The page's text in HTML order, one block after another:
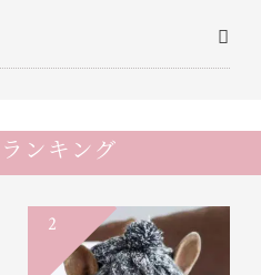
ンキング
2